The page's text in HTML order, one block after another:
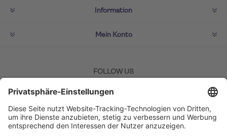
Information
Mein Konto
FOLLOW US
ZAHLMETHODEN